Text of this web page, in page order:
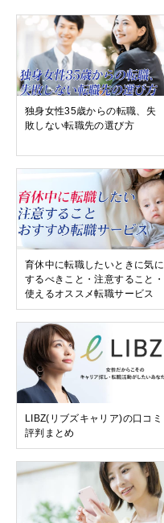
独身女性35歳からの転職、失
敗しない転職先の選び方
育休中に転職したいときに気に
するべきこと・注意すること・
使えるオススメ転職サービス
LIBZ(リブズキャリア)の口コミ
評判まとめ